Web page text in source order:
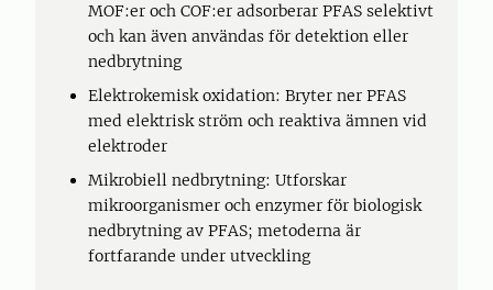
MOF:er och COF:er adsorberar PFAS selektivt
och kan även användas för detektion eller
nedbrytning
Elektrokemisk oxidation: Bryter ner PFAS
med elektrisk ström och reaktiva ämnen vid
elektroder
Mikrobiell nedbrytning: Utforskar
mikroorganismer och enzymer för biologisk
nedbrytning av PFAS; metoderna är
fortfarande under utveckling